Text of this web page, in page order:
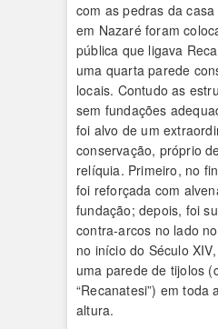
com as pedras da
em Nazaré foram
pública que ligava
uma quarta parede
locais. Contudo as
sem fundações
foi alvo de um
conservação, próprio
relíquia. Primeiro, no
foi reforçada com
fundação; depois, foi
contra-arcos no lado
no início do Século
uma parede de tijolos
“Recanatesi”) em toda
altura.